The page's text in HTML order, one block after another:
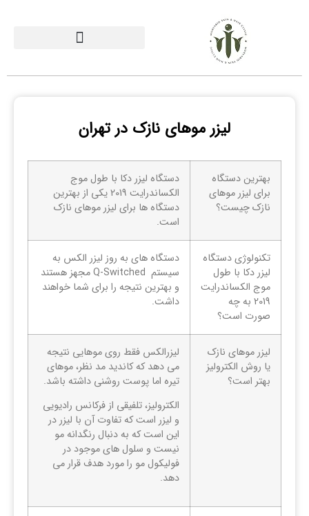
لیزر موهای نازک در تهران
بهترین دستگاه
برای لیزر موهای
نازک چیست؟
دستگاه لیزر دکا با طول موج
الکساندرایت 2019 یکی از بهترین
دستگاه ها برای لیزر موهای نازک
است.
تکنولوژی دستگاه
لیزر دکا با طول
موج الکساندرایت
2019 به چه
صورت است؟
دستگاه های به روز لیزر الکس به
سیستم Q-Switched مجهز هستند
و بهترین نتیجه را برای شما خواهند
داشت.
لیزر موهای نازک
یا روش الکترولیز
بهتر است؟
لیزرالکس فقط روی موهایی نتیجه
می دهد که کاندید مد نظر، موهای
تیره اما پوست روشنی داشته باشد.
الکترولیز، تلفیقی از فرکانس رادیویی
و لیزر است که تفاوت آن با لیزر در
این است که به دنبال رنگدانه مو
نیست و سلول های موجود در
فولیکول مو را مورد هدف قرار می
دهد.